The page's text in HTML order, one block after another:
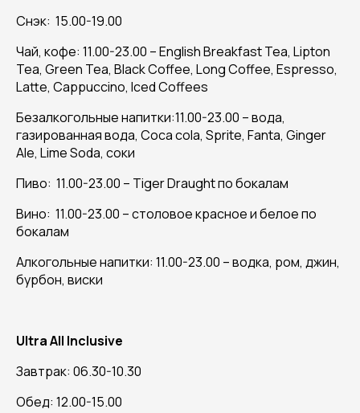
Снэк: 15.00-19.00
Чай, кофе: 11.00-23.00 – English Breakfast Tea, Lipton
Tea, Green Tea, Black Coffee, Long Coffee, Espresso,
Latte, Cappuccino, Iced Coffees
Безалкогольные напитки:11.00-23.00 – вода,
газированная вода, Coca cola, Sprite, Fanta, Ginger
Ale, Lime Soda, соки
Пиво: 11.00-23.00 – Tiger Draught по бокалам
Вино: 11.00-23.00 – столовое красное и белое по
бокалам
Алкогольные напитки: 11.00-23.00 – водка, ром, джин,
бурбон, виски
Ultra All Inclusive
Завтрак: 06.30-10.30
Обед: 12.00-15.00